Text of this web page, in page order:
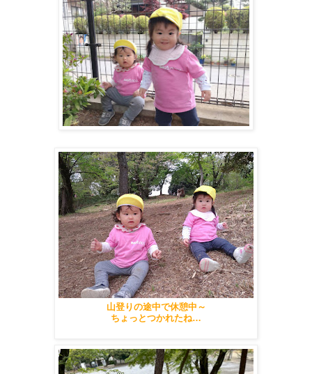
山登りの途中で休憩中～
ちょっとつかれたね…